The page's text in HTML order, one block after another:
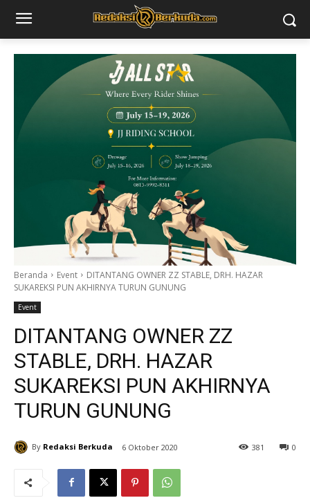
Beranda Event
DITANTANG OWNER ZZ STABLE, DRH. HAZAR
SUKAREKSI PUN AKHIRNYA TURUN GUNUNG
Event
DITANTANG OWNER ZZ
STABLE, DRH. HAZAR
SUKAREKSI PUN AKHIRNYA
TURUN GUNUNG
By Redaksi Berkuda 6 Oktober 2020 0
381